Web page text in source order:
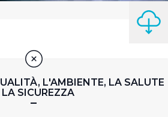
L'AMBIENTE, LA SALUTE
LA SICUREZZA